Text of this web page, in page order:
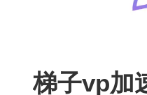
梯子vp加